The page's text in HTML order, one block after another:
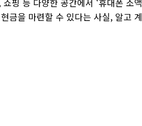
핑 등 다양한 공간에서 ‘휴대폰 소액
금을 마련할 수 있다는 사실, 알고 계